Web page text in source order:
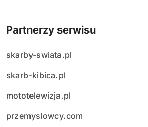
Partnerzy serwisu
skarby-swiata.pl
skarb-kibica.pl
mototelewizja.pl
przemyslowcy.com